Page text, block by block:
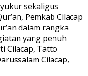
sekaligus
Pemkab Cilacap
dalam rangka
yang penuh
Cilacap, Tatto
Cilacap,